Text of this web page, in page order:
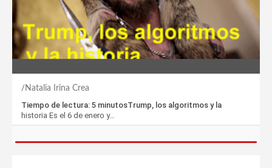
Natalia Irina Crea
Tiempo de lectura: 5 minutosTrump, los algoritmos y la
historia Es el 6 de enero y…